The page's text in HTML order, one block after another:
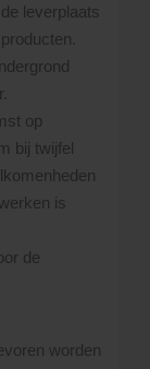
leverplaats
op
bij twijfel
is
de
worden